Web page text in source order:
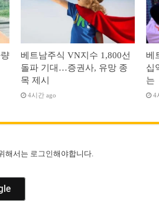
베트남주식 VN지수 1,800선
돌파 기대…증권사, 유망 종
목 제시
4시간 ago
베
십
는
4
해서는 로그인해야합니다.